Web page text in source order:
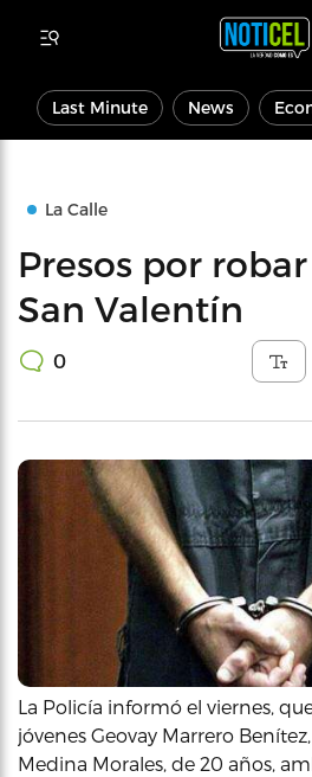
Last Minute News
La Calle
Presos por
San Valentín
0
La Policía informó el viernes,
jóvenes Geovay Marrero
Medina Morales, de 20 años,